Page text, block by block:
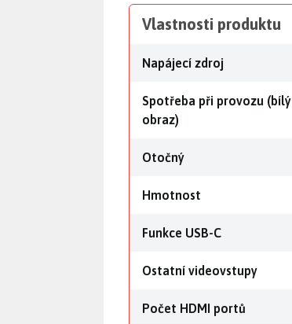
Vlastnosti produktu
Napájecí zdroj
Spotřeba při provozu (bílý
obraz)
Otočný
Hmotnost
Funkce USB-C
Ostatní videovstupy
Počet HDMI portů